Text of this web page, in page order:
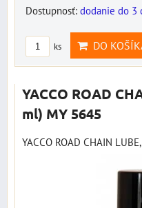
Dostupnosť: dodanie do 3
ks DO
YACCO ROAD
ml) MY 5645
YACCO ROAD CHAIN